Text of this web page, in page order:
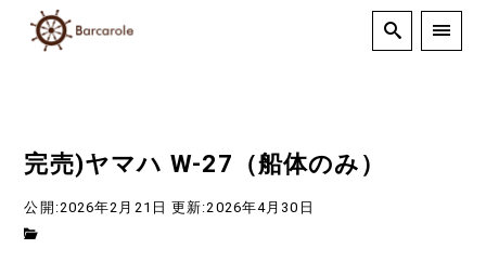
完売)ヤマハ W-27（船体のみ）
公開:2026年2月21日 更新:2026年4月30日